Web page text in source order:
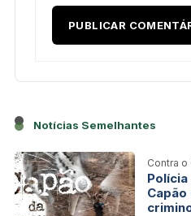
Notícias Semelhantes
Contra o